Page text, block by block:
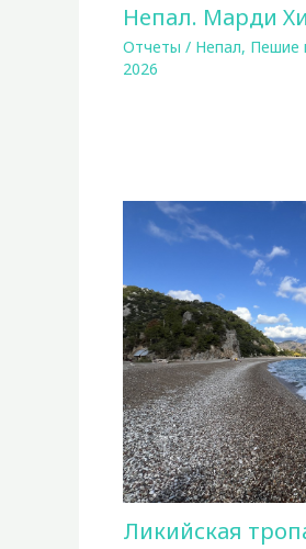
Непал. Марди
Отчеты / Непал, Пешие
2026
Ликийская